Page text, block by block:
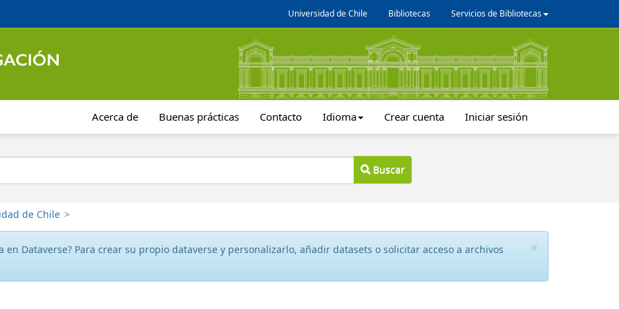
Universidad de Chile Bibliotecas Servicios de Bibliotecas
Acerca de Buenas prácticas Contacto Idioma Crear cuenta Iniciar sesión
Buscar
de Chile >
×
en Dataverse? Para crear su propio dataverse y personalizarlo, añadir datasets o solicitar acceso a archivos